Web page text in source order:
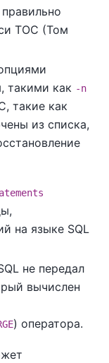
правильно
TOC (Том
такими как -n
такие как
из списка,
на языке SQL
не передал
вычислен
) оператора.